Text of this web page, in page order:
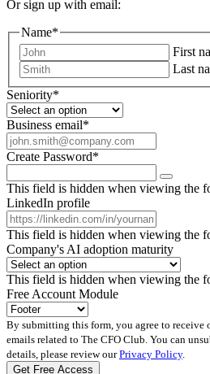
Or sign up with email:
Name*
First
Last
Seniority*
Business email*
Create Password*
This field is hidden when viewing the
LinkedIn profile
This field is hidden when viewing the
Company's AI adoption maturity
This field is hidden when viewing the
Free Account Module
By submitting this form, you agree to receive
emails related to The CFO Club. You can
details, please review ourPrivacy Policy.